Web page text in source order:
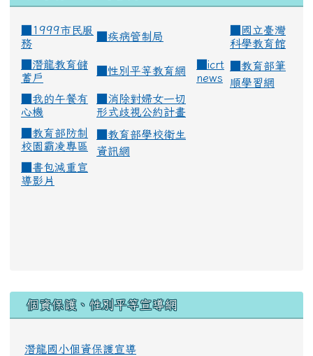
■1999市民服
務
疾病管制局
國立臺灣
科學教育館
潛龍教育儲
蓄戶
性別平等教育網
icrt
news
教育部筆
順學習網
我的午餐有
心機
消除對婦女一切
形式歧視公約計畫
教育部防制
校園霸凌專區
教育部學校衛生
資訊網
書包減重宣
導影片
個資保護、性別平等宣導網
潛龍國小個資保護宣導